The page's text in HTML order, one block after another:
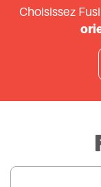
Choisissez